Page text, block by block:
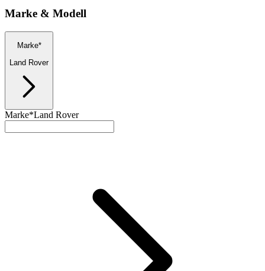
Marke & Modell
Marke*
Land Rover
Marke*Land Rover